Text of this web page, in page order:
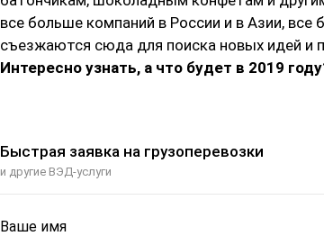
все больше компаний в России и в Азии, все
съезжаются сюда для поиска новых идей и
Интересно узнать, а что будет в 2019
Быстрая заявка на грузоперевозки
и другие ВЭД-услуги
Ваше имя